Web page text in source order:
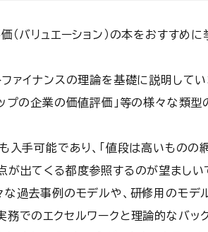
（バリュエーション）の本をおすすめ
ァイナンスの理論を基礎に説明してい
プの企業の価値評価」等の様々な類型
手可能であり、「値段は高いものの
出てくる都度参照するのが望ましい
な過去事例のモデルや、研修用のモデ
でのエクセルワークと理論的なバッ